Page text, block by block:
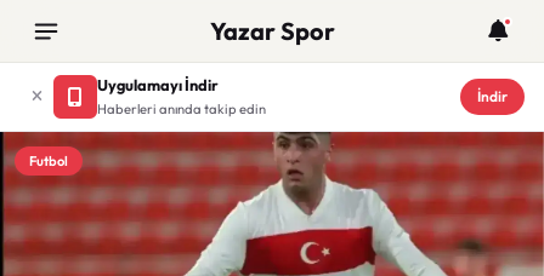
Yazar Spor
Uygulamayı İndir
Haberleri anında takip edin
İndir
Futbol